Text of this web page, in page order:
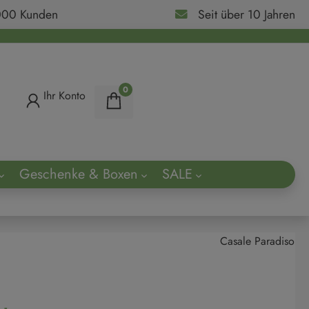
Kunden Seit über 10 Jahren
Ihr Konto 0
Geschenke & Boxen SALE
Casale Paradiso